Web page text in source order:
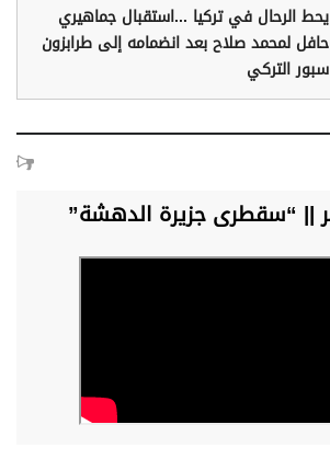
يحط الرحال في تركيا ...استقبال جماهيري
حافل لمحمد صلاح بعد انضمامه إلى طرابزون
سبور التركي
|| “سقطرى جزيرة الدهشة”